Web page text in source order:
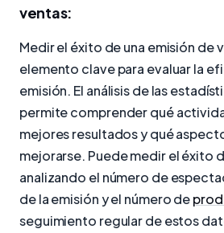
ventas:
Medir el éxito de una emisión de
elemento clave para evaluar la
emisión. El análisis de las
permite comprender qué
mejores resultados y qué
mejorarse. Puede medir el éxito
analizando el número de
de la emisión y el número de
seguimiento regular de estos